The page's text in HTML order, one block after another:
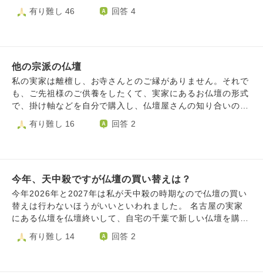
こちらも気の観点で、火を入れてカルキなどの不純物を飛ば
かいことも気になってしまいます。仏飯の容器もそうです
が、神仏様用に自分たちとは分けた綺麗なスポンジで洗った
方が良いかと気になりました。 毎朝せわしなく半ばルーテ
ィンのようにお水をお供えしていましが、ご先祖様への作法
ろしくお願い申し上げます。その他、水に関して補足がござ
した。 祖母は甥の家でずっとずっといじめられており、母
は"一緒に住もう？"とずっと祖母に寄り添っていましたが、
はその400万円で仏壇を買いました。 (仏壇は甥の家にもあ
るのですがどうしても買いたいと母は買いました) 前置きが
長くなってすいませんここからが本題なのですが。 私と母
の世帯収入が月23万円ほどです。 そこから家賃を引くと21
で生活費は19万円で考えています。 物価高騰の波がきて生
おかしいと自分は思ってしまいます。 母と仏壇のことで話
すと必ず感情的になって発狂するので半分諦めています。
最近自分は仏壇や故人の祖母をいい気持ちで考えられなくな
りました。 LED線香やLEDローソク・造花にしようと提案
んてダメ！"とすごく拒絶されました。 正直タバコもやめて
有り難し 46 回答 4
他の宗派の仏壇
私の実家は離檀し、お寺さんとのご縁がありません。それで
も、ご先祖様のご供養をしたくて、実家にあるお仏壇の形式
で、掛け軸などを自分で購入し、仏壇屋さんの知り合いのお
寺さんに、掛け軸も先祖代々の霊位のご位牌も、開眼してい
ただきました（ネットですがとても親切にしてくださいまし
た。心も身体も軽くなりました。真言宗のお寺でした。ぜ
ひ、うちに来て拝んでいただけたら、と思ったのですが、
今、家にある仏壇は他の宗派です。直接聞くのも、なんとな
く気が引けまして。弱気ですいません。仏壇は買い替えたほ
か？
有り難し 16 回答 2
今年、天中殺ですが仏壇の買い替えは？
今年2026年と2027年は私が天中殺の時期なので仏壇の買い
替えは行わないほうがいいといわれました。 名古屋の実家
にある仏壇を仏壇終いして、自宅の千葉で新しい仏壇を購入
してお位牌を移そうと考えていました。実家の宗派は浄土真
宗です。 天中殺の時期は仏壇を触らないほうがいい。とい
有り難し 14 回答 2